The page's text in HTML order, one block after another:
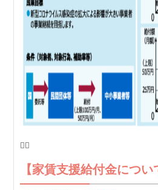

【家賃支援給付金につい